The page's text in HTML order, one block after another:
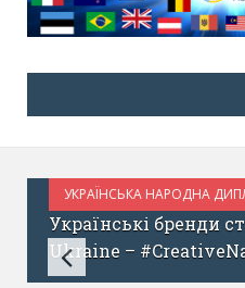
УКРАЇНСЬКА НАРОДНА
ЧЕРВЕНЬ 15, 2017
Українські бренди
Ukraine –